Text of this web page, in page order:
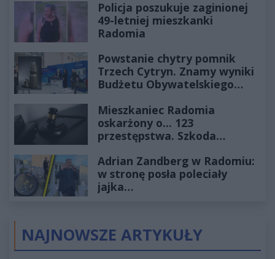
Policja poszukuje zaginionej
49-letniej mieszkanki
Radomia
Powstanie chytry pomnik
Trzech Cytryn. Znamy wyniki
Budżetu Obywatelskiego
Mieszkaniec Radomia
oskarżony o... 123
przestępstwa. Szkoda
złotych
Adrian Zandberg w Radomiu:
w stronę posła poleciały
jajka…
NAJNOWSZE ARTYKUŁY